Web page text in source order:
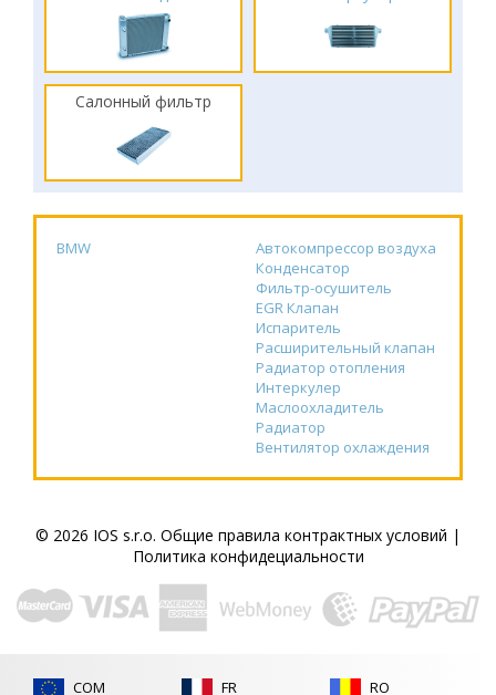
Салонный фильтр
BMW
Автокомпрессор воздуха
Конденсатор
Фильтр-осушитель
EGR Клапан
Испаритель
Расширительный клапан
Радиатор отопления
Интеркулер
Маслоохладитель
Радиатор
Вентилятор охлаждения
© 2026 IOS s.r.o. Общие правила контрактных условий |
Политика конфидециальности
COM FR RO